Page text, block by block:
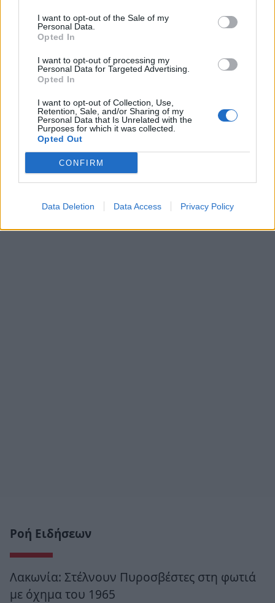
I want to opt-out of the Sale of my
Personal Data.
Opted In
I want to opt-out of processing my
Personal Data for Targeted Advertising.
Opted In
I want to opt-out of Collection, Use,
Retention, Sale, and/or Sharing of my
Personal Data that Is Unrelated with the
Purposes for which it was collected.
Opted Out
CONFIRM
Data Deletion Data Access Privacy Policy
στηρίζει προ, κατά και μετα τη διοργάνωση, την
προσπάθεια των Λακώνων παραγωγών.
Ροή Ειδήσεων
Λακωνία: Στέλνουν Πυροσβέστες στη φωτιά
με όχημα του 1965